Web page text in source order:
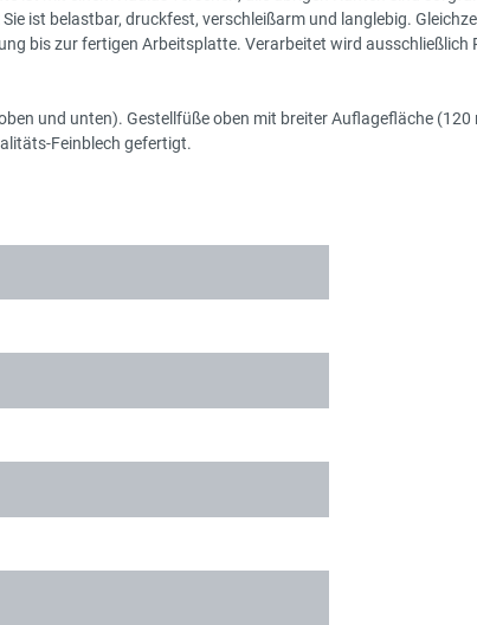
ist belastbar, druckfest, verschleißarm und langlebig.
bis zur fertigen Arbeitsplatte. Verarbeitet wird
und unten). Gestellfüße oben mit breiter Auflagefläche
Feinblech gefertigt.